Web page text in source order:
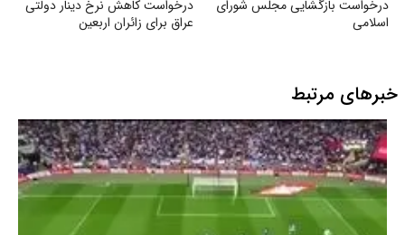
درخواست بازگشایی مجلس شورای
اسلامی
درخواست کاهش نرخ دینار دولتی
عراق برای زائران اربعین
خبرهای مرتبط